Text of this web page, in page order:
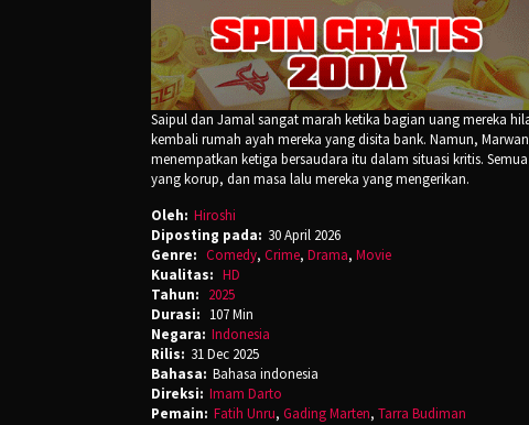
Saipul dan Jamal sangat marah ketika bagian uang mereka
kembali rumah ayah mereka yang disita bank. Namun,
menempatkan ketiga bersaudara itu dalam situasi kritis.
yang korup, dan masa lalu mereka yang mengerikan.
Oleh: Hiroshi
Diposting pada: 30 April 2026
Genre: Comedy, Crime, Drama, Movie
Kualitas: HD
Tahun: 2025
Durasi: 107 Min
Negara: Indonesia
Rilis: 31 Dec 2025
Bahasa: Bahasa indonesia
Direksi: Imam Darto
Pemain: Fatih Unru, Gading Marten, Tarra Budiman